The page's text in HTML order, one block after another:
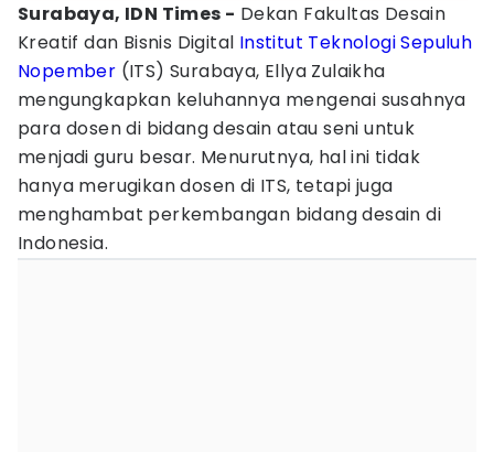
Surabaya, IDN Times - Dekan Fakultas Desain
Kreatif dan Bisnis Digital Institut Teknologi Sepuluh
Nopember (ITS) Surabaya, Ellya Zulaikha
mengungkapkan keluhannya mengenai susahnya
para dosen di bidang desain atau seni untuk
menjadi guru besar. Menurutnya, hal ini tidak
hanya merugikan dosen di ITS, tetapi juga
menghambat perkembangan bidang desain di
Indonesia.